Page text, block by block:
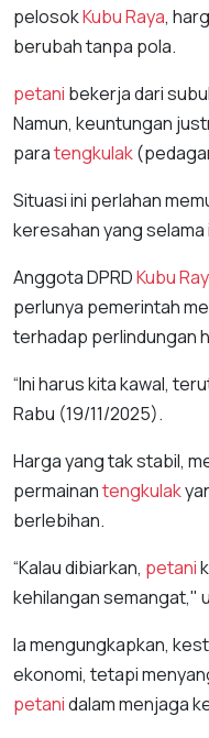
pelosokKubu Raya,
berubah tanpa pola.
petani bekerja dari
Namun, keuntungan
paratengkulak
Situasi ini perlahan
keresahan yang selama
Anggota DPRDKubu
perlunya pemerintah
terhadap perlindungan
“Ini harus kita kawal,
Rabu (19/11/2025).
Harga yang tak stabil,
permainantengkulak
berlebihan.
“Kalau dibiarkan, petani
kehilangan semangat,"
Ia mengungkapkan,
ekonomi, tetapi
petanidalam menjaga